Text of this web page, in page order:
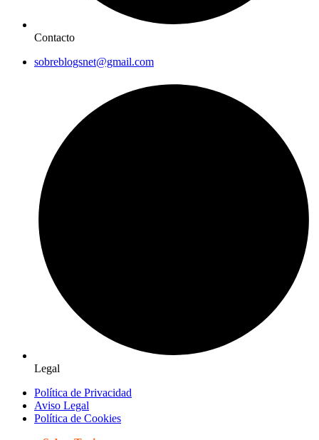
Contacto
sobreblogsnet@gmail.com
Legal
Política de Privacidad
Aviso Legal
Política de Cookies